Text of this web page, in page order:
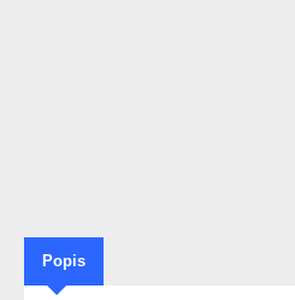
Popis